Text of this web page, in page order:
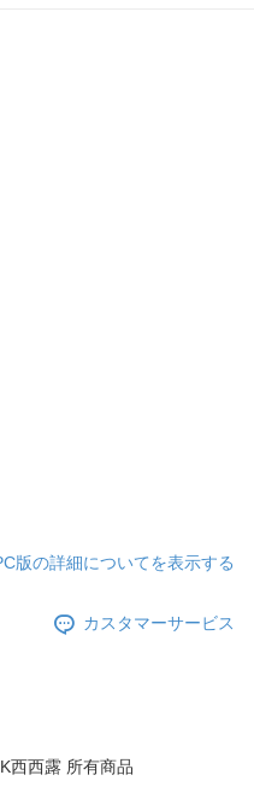
版の詳細についてを表示する
カスタマーサービス
西西露 所有商品